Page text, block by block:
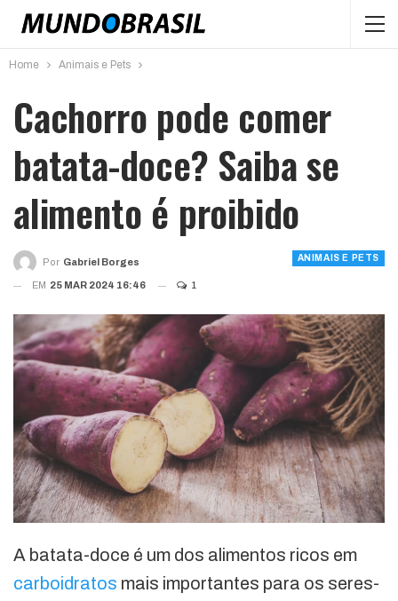
Home Animais e Pets
Cachorro pode comer
batata-doce? Saiba se
alimento é proibido
ANIMAIS E PETS
Por Gabriel Borges
EM 25 MAR 2024 16:46 1
A batata-doce é um dos alimentos ricos em
carboidratos mais importantes para os seres-